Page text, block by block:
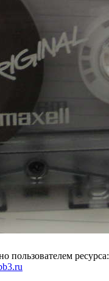
пользователем ресурса: